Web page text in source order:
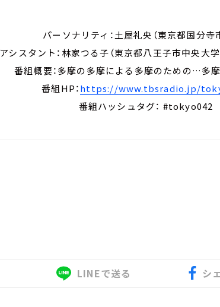
パーソナリティ：土屋礼央（東京都国分寺
アシスタント：林家つる子（東京都八王子市中央大
番組概要：多摩の多摩による多摩のための…多摩
番組HP：https://www.tbsradio.jp/
番組ハッシュタグ： #tokyo042
LINEで送る シ